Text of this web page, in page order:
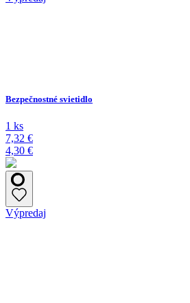
Bezpečnostné svietidlo
1 ks
7,32 €
4,30 €
Výpredaj